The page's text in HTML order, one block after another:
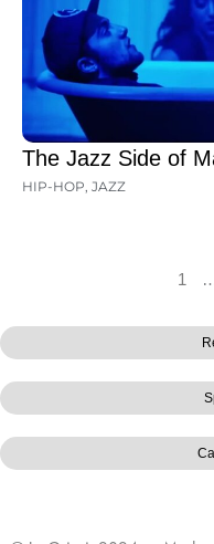
The Jazz Side of
HIP-HOP JAZZ
1